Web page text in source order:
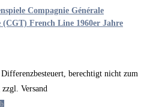
Compagnie Générale
French Line 1960er Jahre
berechtigt nicht zum
Versand